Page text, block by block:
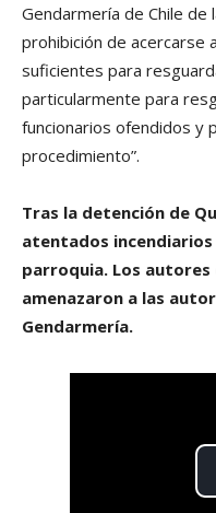
Gendarmería de Chile de
prohibición de acercarse
suficientes para
particularmente para
funcionarios ofendidos y
procedimiento”.
Tras la detención de
atentados
parroquia. Los
amenazaron a las
Gendarmería.